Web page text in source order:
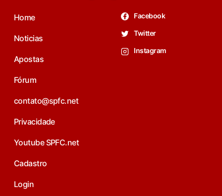
Home
Noticias
Apostas
Fórum
contato@spfc.net
Privacidade
Youtube SPFC.net
Cadastro
Login
Facebook
Twitter
Instagram